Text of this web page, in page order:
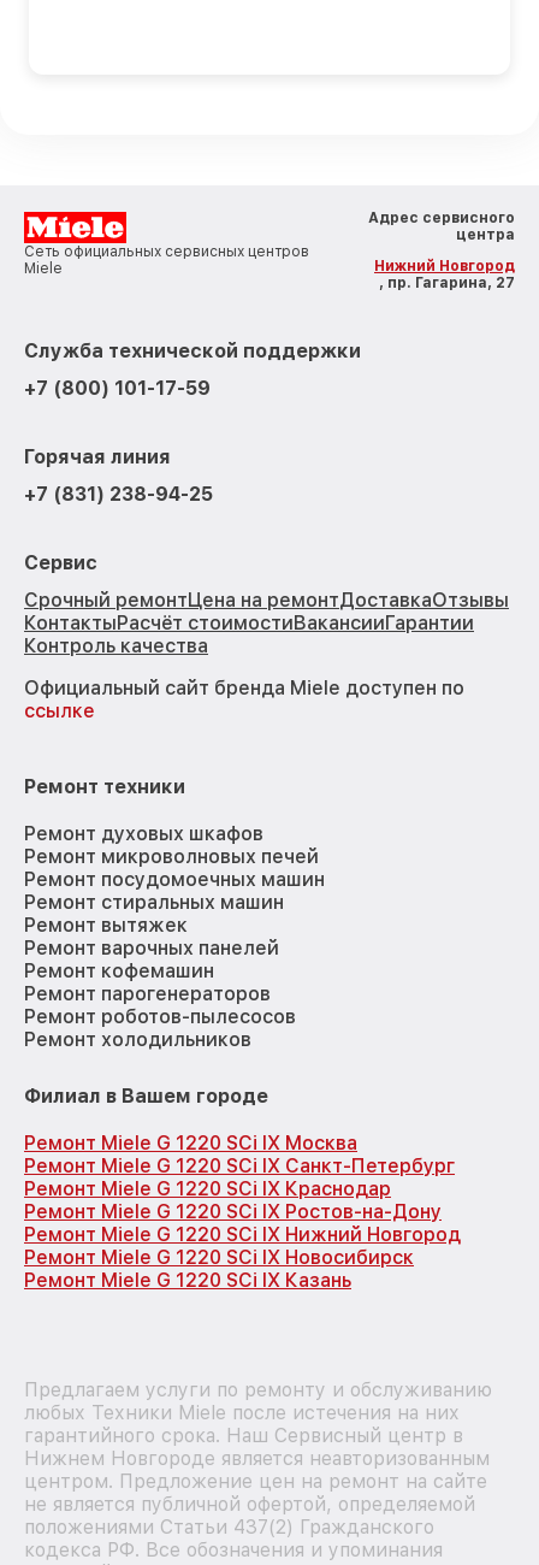
Сеть официальных сервисных центров
Miele
Адрес сервисного
центра
Нижний Новгород
, пр. Гагарина, 27
Служба технической поддержки
+7 (800) 101-17-59
Горячая линия
+7 (831) 238-94-25
Сервис
Срочный ремонтЦена на ремонтДоставкаОтзывы
КонтактыРасчёт стоимостиВакансииГарантии
Контроль качества
Официальный сайт бренда Miele доступен по
ссылке
Ремонт техники
Ремонт духовых шкафов
Ремонт микроволновых печей
Ремонт посудомоечных машин
Ремонт стиральных машин
Ремонт вытяжек
Ремонт варочных панелей
Ремонт кофемашин
Ремонт парогенераторов
Ремонт роботов-пылесосов
Ремонт холодильников
Филиал в Вашем городе
Ремонт Miele G 1220 SCi IX Москва
Ремонт Miele G 1220 SCi IX Санкт-Петербург
Ремонт Miele G 1220 SCi IX Краснодар
Ремонт Miele G 1220 SCi IX Ростов-на-Дону
Ремонт Miele G 1220 SCi IX Нижний Новгород
Ремонт Miele G 1220 SCi IX Новосибирск
Ремонт Miele G 1220 SCi IX Казань
Предлагаем услуги по ремонту и обслуживанию
любых Техники Miele после истечения на них
гарантийного срока. Наш Сервисный центр в
Нижнем Новгороде является неавторизованным
центром. Предложение цен на ремонт на сайте
не является публичной офертой, определяемой
положениями Статьи 437(2) Гражданского
кодекса РФ. Все обозначения и упоминания